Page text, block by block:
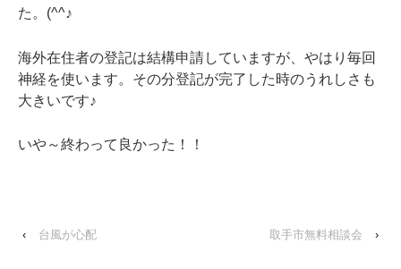
た。(^^♪
海外在住者の登記は結構申請していますが、やはり毎回
神経を使います。その分登記が完了した時のうれしさも
大きいです♪
いや～終わって良かった！！
‹ 台風が心配 取手市無料相談会 ›